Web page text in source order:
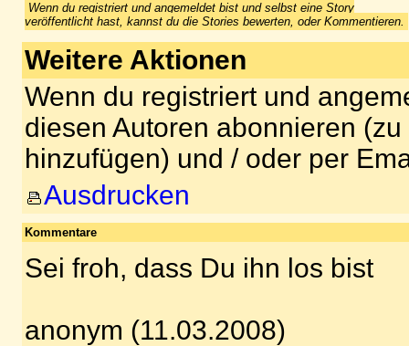
Wenn du registriert und angemeldet bist und selbst eine Story
veröffentlicht hast, kannst du die Stories bewerten, oder Kommentieren.
Weitere Aktionen
Wenn du registriert und
diesen Autoren abonnieren
hinzufügen) und / oder per
Ausdrucken
Kommentare
Sei froh, dass Du ihn los bist
anonym (11.03.2008)